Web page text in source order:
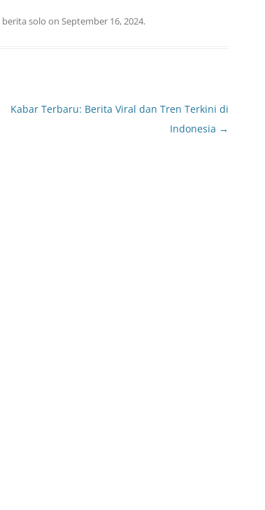
berita solo on September 16, 2024.
Kabar Terbaru: Berita Viral dan Tren Terkini di
Indonesia →